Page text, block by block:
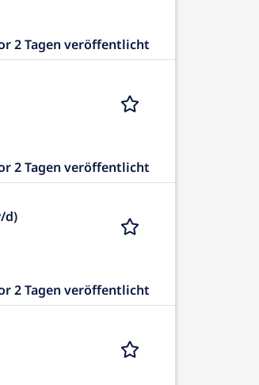
2 Tagen veröffentlicht
2 Tagen veröffentlicht
d)
2 Tagen veröffentlicht